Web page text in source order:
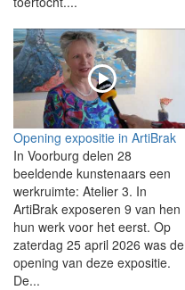
Opening expositie in ArtiBrak
In Voorburg delen 28
beeldende kunstenaars een
werkruimte: Atelier 3. In
ArtiBrak exposeren 9 van hen
hun werk voor het eerst. Op
zaterdag 25 april 2026 was de
opening van deze expositie.
De...